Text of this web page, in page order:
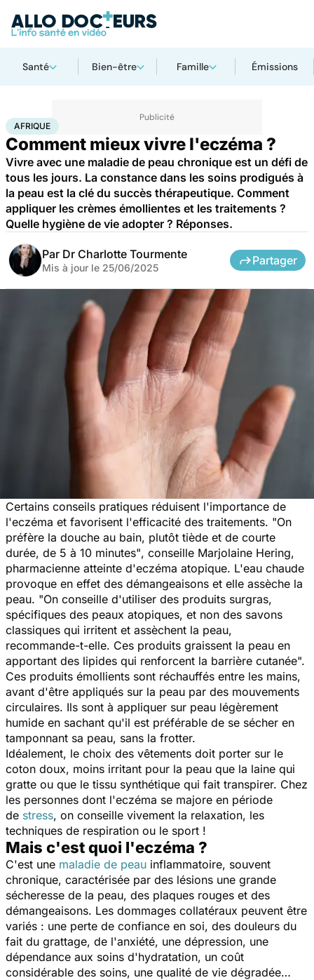
Santé Bien-être Famille Émissions
AccueilSanté Bobos du quotidien Afrique
AFRIQUE
Comment mieux vivre l'eczéma ?
Vivre avec une maladie de peau chronique est un défi de
tous les jours. La constance dans les soins prodigués à
la peau est la clé du succès thérapeutique. Comment
appliquer les crèmes émollientes et les traitements ?
Quelle hygiène de vie adopter ? Réponses.
Par Dr Charlotte Tourmente
Mis à jour le 25/06/2025
Partager
Certains conseils pratiques réduisent l'importance de
l'eczéma et favorisent l'efficacité des traitements. "On
préfère la douche au bain, plutôt tiède et de courte
durée, de 5 à 10 minutes", conseille Marjolaine Hering,
pharmacienne atteinte d'eczéma atopique. L'eau chaude
provoque en effet des démangeaisons et elle assèche la
peau. "On conseille d'utiliser des produits surgras,
spécifiques des peaux atopiques, et non des savons
classiques qui irritent et assèchent la peau,
recommande-t-elle. Ces produits graissent la peau en
apportant des lipides qui renforcent la barrière cutanée".
Ces produits émollients sont réchauffés entre les mains,
avant d'être appliqués sur la peau par des mouvements
circulaires. Ils sont à appliquer sur peau légèrement
humide en sachant qu'il est préférable de se sécher en
tamponnant sa peau, sans la frotter.
Idéalement, le choix des vêtements doit porter sur le
coton doux, moins irritant pour la peau que la laine qui
gratte ou que le tissu synthétique qui fait transpirer. Chez
les personnes dont l'eczéma se majore en période
de stress, on conseille vivement la relaxation, les
techniques de respiration ou le sport !
Mais c'est quoi l'eczéma ?
C'est une maladie de peau inflammatoire, souvent
chronique, caractérisée par des lésions une grande
sécheresse de la peau, des plaques rouges et des
démangeaisons. Les dommages collatéraux peuvent être
variés : une perte de confiance en soi, des douleurs du
fait du grattage, de l'anxiété, une dépression, une
dépendance aux soins d'hydratation, un coût
considérable des soins, une qualité de vie dégradée…